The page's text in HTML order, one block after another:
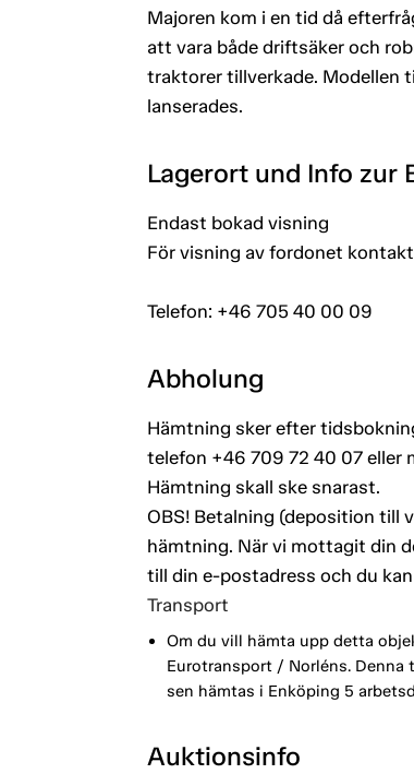
Majoren kom i en tid då
att vara både driftsäker och
traktorer tillverkade. Modellen
lanserades.
Lagerort und Info zur
Endast bokad visning
För visning av fordonet
Telefon: +46 705 40 00 09
Abholung
Hämtning sker efter
telefon +46 709 72 40 07 eller
Hämtning skall ske snarast.
OBS! Betalning (deposition till
hämtning. När vi mottagit din
till din e-postadress och du
Transport
Om du vill hämta upp detta
Eurotransport / Norléns. Denna
sen hämtas i Enköping 5
Auktionsinfo